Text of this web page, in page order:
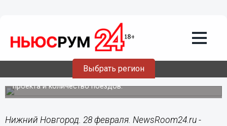
Выбрать регион
28.02.201918:03
Работа «Поездов здоровья» будет
продолжена - Никитин
Губернатор поручил увеличить продолжительность
проекта и количество поездов.
Нижний Новгород. 28 февраля. NewsRoom24.ru -